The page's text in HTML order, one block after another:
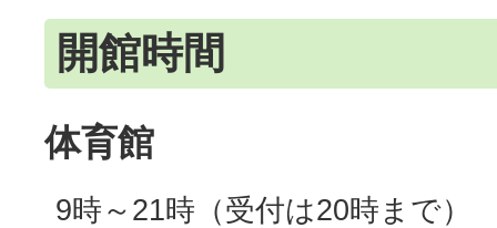
開館時間
体育館
9時～21時（受付は20時まで）